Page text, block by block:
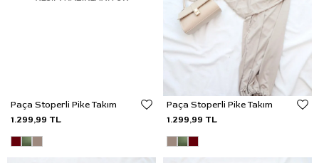
Paça Stoperli Pike Takım
1.299,99 TL
Paça Stoperli Pike Takım
1.299,99 TL